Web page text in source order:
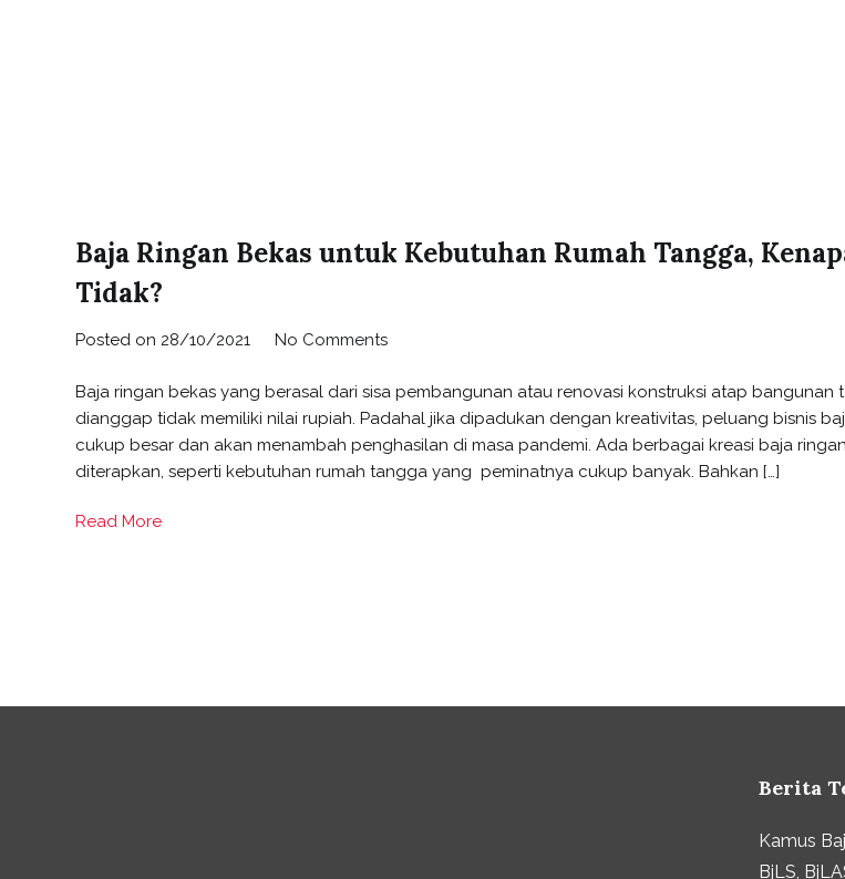
Baja Ringan Bekas untuk Kebutuhan Rumah Tangga,
Tidak?
Posted on 28/10/2021 No Comments
Baja ringan bekas yang berasal dari sisa pembangunan atau renovasi konstruksi atap bangunan
dianggap tidak memiliki nilai rupiah. Padahal jika dipadukan dengan kreativitas, peluang bisnis
cukup besar dan akan menambah penghasilan di masa pandemi. Ada berbagai kreasi baja
diterapkan, seperti kebutuhan rumah tangga yang peminatnya cukup banyak. Bahkan […]
Read More
Berita
Kamus
BjLS,